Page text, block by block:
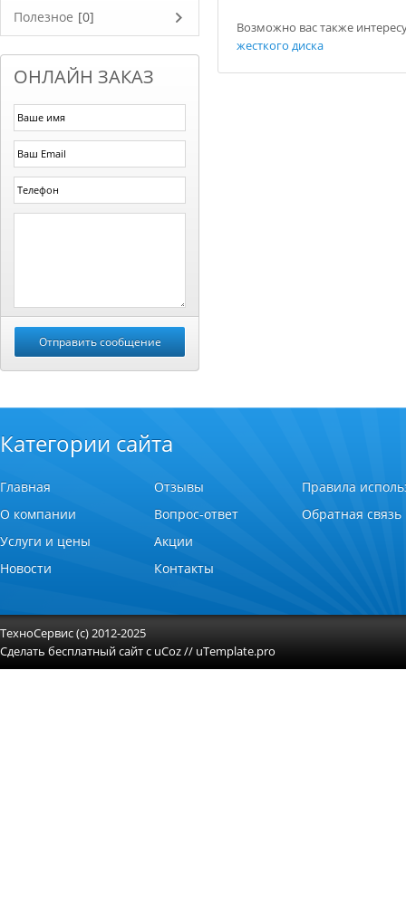
Полезное [0]
ОНЛАЙН ЗАКАЗ
Возможно вас также
жесткого диска
Категории сайта
Главная
О компании
Услуги и цены
Новости
Отзывы
Вопрос-ответ
Акции
Контакты
Правила
Обратная связь
ТехноСервис (с) 2012-2025
Сделать бесплатный сайтс uCoz// uTemplate.pro